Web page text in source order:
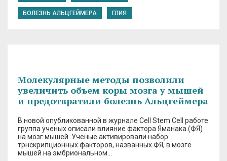
БОЛЕЗНЬ АЛЬЦГЕЙМЕРА ГЛИЯ
Молекулярные методы позволили
увеличить объем коры мозга у мышей
и предотвратили болезнь Альцгеймера
В новой опубликованной в журнале Cell Stem Cell работе
группа ученых описали влияние фактора Яманака (ФЯ)
на мозг мышей. Ученые активировали набор
трнскрипционных факторов, названных ФЯ, в мозге
мышей на эмбриональном…